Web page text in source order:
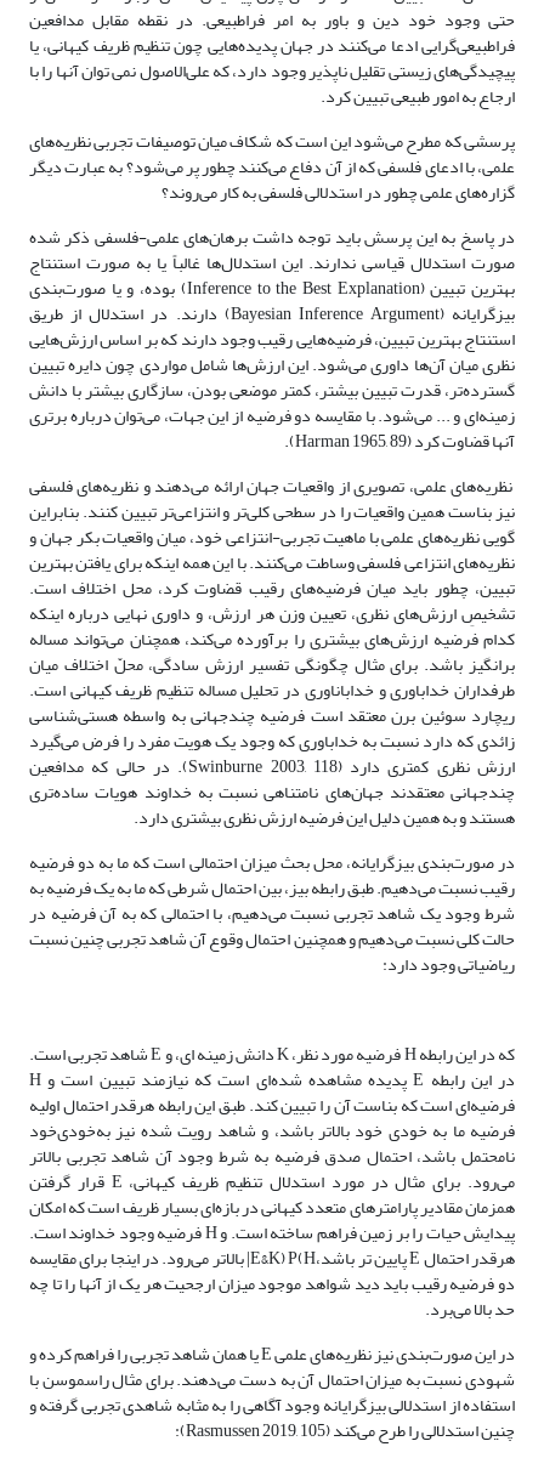
حتی وجود خود دین و باور به امر فراطبیعی. در نقطه مقابل مدافعین
فرا‌طبیعی‌گرایی ادعا می‌کنند در جهان پدیده‌‌هایی چون تنظیم ظریف کیهانی، یا
پیچیدگی‌‌های زیستی تقلیل ناپذیر وجود دارد، که علی‌الاصول نمی توان آنها را با
ارجاع به امور طبیعی تبیین کرد.
پرسشی که مطرح می‌شود این است که شکاف میان توصیفات تجربی نظریه‌‌های
علمی، با ادعای فلسفی که از آن دفاع می‌کنند چطور پر می‌شود؟ به عبارت دیگر
گزاره‌‌های علمی چطور در استدلالی فلسفی به کار می‌روند؟
در پاسخ به این پرسش باید توجه داشت برهان‌‌های علمی-فلسفی ذکر شده
صورت استدلال قیاسی ندارند. این استدلال‌‌ها غالباً یا به صورت استنتاج
بهترین تبیین (Inference to the Best Explanation) بوده، و یا صورت‌بندی
بیزگرایانه (Bayesian Inference Argument) دارند. در استدلال از طریق
استنتاج بهترین تبیین، فرضیه‌‌هایی رقیب وجود دارند که بر اساس ارزش‌‌هایی
نظری میان آن‌‌ها داوری می‌شود. این ارزش‌‌ها شامل مواردی چون دایره تبیین
گسترده‌تر، قدرت تبیین بیشتر، کمتر موضعی بودن، سازگاری بیشتر با دانش
زمینه‌‌‌ای و ... می‌شود. با مقایسه دو فرضیه از این جهات، می‌توان درباره برتری
آنها قضاوت کرد (Harman 1965, 89).
نظریه‌‌های علمی، تصویری از واقعیات جهان ارائه می‌دهند و نظریه‌‌های فلسفی
نیز بناست همین واقعیات را در سطحی کلی‌تر و انتزاعی‌تر تبیین کنند. بنابراین
گویی نظریه‌‌های علمی با ماهیت تجربی-انتزاعی خود، میان واقعیات بکر جهان و
نظریه‌‌های انتزاعی فلسفی وساطت می‌کنند. با این همه اینکه برای یافتن بهترین
تبیین، چطور باید میان فرضیه‌‌های رقیب قضاوت کرد، محل اختلاف است.
تشخیصِ ارزش‌‌های نظری، تعیین وزن هر ارزش، و داوری نهایی درباره اینکه
کدام فرضیه ارزش‌‌های بیشتری را برآورده می‌کند، همچنان می‌تواند مساله
برانگیز باشد. برای مثال چگونگی تفسیر ارزش سادگی، محلّ اختلاف میان
طرفداران خداباوری و خداباناوری در تحلیل مساله تنظیم ظریف کیهانی است.
ریچارد سوئین برن معتقد است فرضیه چندجهانی به واسطه هستی‌شناسی
زائدی که دارد نسبت به خداباوری که وجود یک هویت مفرد را فرض می‌گیرد
ارزش نظری کمتری دارد (Swinburne 2003, 118). در حالی که مدافعین
چندجهانی معتقدند جهان‌‌های نامتناهی نسبت به خداوند هویات ساده‌تری
هستند و به همین دلیل این فرضیه ارزش نظری بیشتری دارد.
در صورت‌بندی بیزگرایانه، محل بحث میزان احتمالی است که ما به دو فرضیه
رقیب نسبت می‌دهیم. طبق رابطه بیز، بین احتمال شرطی که ما به یک فرضیه به
شرط وجود یک شاهد تجربی نسبت می‌دهیم، با احتمالی که به آن فرضیه در
حالت کلی نسبت می‌دهیم و همچنین احتمال وقوع آن شاهد تجربی چنین نسبت
ریاضیاتی وجود دارد:
که در این رابطه H فرضیه مورد نظر، K دانش زمینه ای، و E شاهد تجربی است.
در این رابطه E پدیده مشاهده شده‌‌‌ای است که نیازمند تبیین است و H
فرضیه‌‌‌ای است که بناست آن را تبیین کند. طبق این رابطه هرقدر احتمال اولیه
فرضیه ما به خودی خود بالاتر باشد، و شاهد رویت شده نیز به‌خودی‌خود
نامحتمل باشد، احتمال صدق فرضیه به شرط وجود آن شاهد تجربی بالاتر
می‌رود. برای مثال در مورد استدلال تنظیم ظریف کیهانی، E قرار گرفتن
همزمان مقادیر پارامترهای متعدد کیهانی در بازه‌‌‌ای بسیار ظریف است که امکان
پیدایش حیات را بر زمین فراهم ساخته است. و H فرضیه وجود خداوند است.
هرقدر احتمال E پایین تر باشد،E&K) P(H| بالاتر می‌رود. در اینجا برای مقایسه
دو فرضیه رقیب باید دید شواهد موجود میزان ارجحیت هر یک از آنها را تا چه
حد بالا می‌برد.
در این صورت‌بندی نیز نظریه‌‌های علمی E یا همان شاهد تجربی را فراهم کرده و
شهودی نسبت به میزان احتمال آن به دست می‌دهند. برای مثال راسموسن با
استفاده از استدلالی بیزگرایانه وجود آگاهی را به مثابه شاهدی تجربی گرفته و
چنین استدلالی را طرح می‌کند (Rasmussen 2019, 105):